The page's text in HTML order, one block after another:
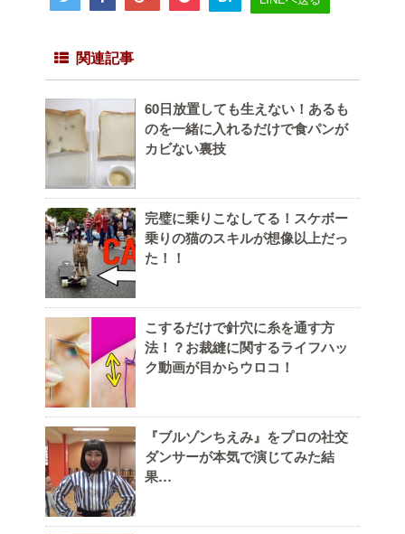
関連記事
60日放置しても生えない！あるも
のを一緒に入れるだけで食パンが
カビない裏技
完璧に乗りこなしてる！スケボー
乗りの猫のスキルが想像以上だっ
た！！
こするだけで針穴に糸を通す方
法！？お裁縫に関するライフハッ
ク動画が目からウロコ！
『ブルゾンちえみ』をプロの社交
ダンサーが本気で演じてみた結
果…